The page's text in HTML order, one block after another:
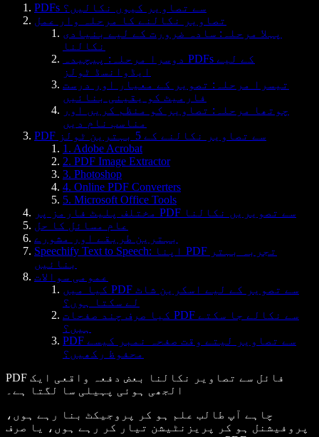
PDFs سے تصاویر کیوں نکالیں؟
تصاویر نکالنے کا مرحلہ وار عمل
پہلا مرحلہ: سادہ ضرورت کے لیے بنیادی
نکالنا
دوسرا مرحلہ: پیچیدہ PDFs کے لیے
ایڈوانسڈ ٹولز
تیسرا مرحلہ: تصویر کے معیار اور درست
فارمیٹ کو یقینی بنائیں
چوتھا مرحلہ: تصاویر کو منظم کریں اور
مناسب نام دیں
PDF سے تصاویر نکالنے کے 5 بہترین ٹولز
1. Adobe Acrobat
2. PDF Image Extractor
3. Photoshop
4. Online PDF Converters
5. Microsoft Office Tools
مختلف پلیٹ فارمز پر PDF سے تصویریں نکالنا
عام مسائل کا حل
بہترین طریقے اور مشورے
Speechify Text to Speech: اپنا PDF تجربہ بہتر
بنائیں
عمومی سوالات
کیا میں PDF سے تصویر کے لیے اسکرین شاٹ
لے سکتا ہوں؟
کیا صرف چند صفحات PDF سے نکالے جا سکتے
ہیں؟
PDF سے تصاویر لیتے وقت صفحہ نمبر کیسے
محفوظ رکھیں؟
PDF فائل سے تصاویر نکالنا بعض دفعہ واقعی ایک
الجھی ہوئی پہیلی سا لگتا ہے۔
چاہے آپ طالب علم ہو کر پروجیکٹ بنا رہے ہوں،
پروفیشنل ہو کر پریزنٹیشن تیار کر رہے ہوں، یا صرف